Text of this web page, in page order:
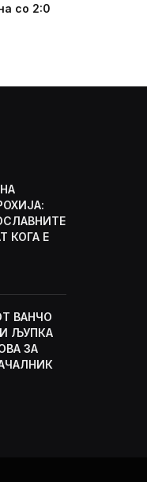
со 2:0
КОГА Е
ВАНЧО
ЉУПКА
ЗА